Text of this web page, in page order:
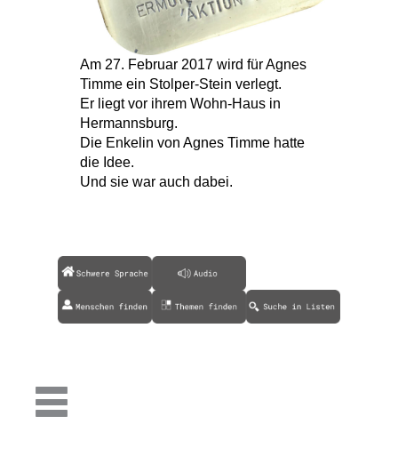
Am 27. Februar 2017 wird für Agnes
Timme ein Stolper-Stein verlegt.
Er liegt vor ihrem Wohn-Haus in
Hermannsburg.
Die Enkelin von Agnes Timme hatte
die Idee.
Und sie war auch dabei.